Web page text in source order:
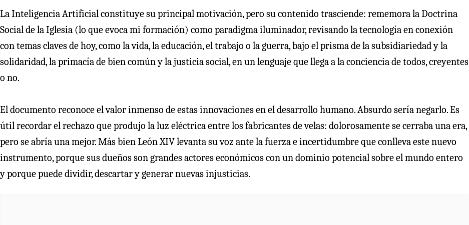
La Inteligencia Artificial constituye su principal motivación, pero su contenido trasciende: rememora la Doctrina
Social de la Iglesia (lo que evoca mi formación) como paradigma iluminador, revisando la tecnología en conexión
con temas claves de hoy, como la vida, la educación, el trabajo o la guerra, bajo el prisma de la subsidiariedad y la
solidaridad, la primacía de bien común y la justicia social, en un lenguaje que llega a la conciencia de todos, creyentes
o no.
El documento reconoce el valor inmenso de estas innovaciones en el desarrollo humano. Absurdo sería negarlo. Es
útil recordar el rechazo que produjo la luz eléctrica entre los fabricantes de velas: dolorosamente se cerraba una era,
pero se abría una mejor. Más bien León XIV levanta su voz ante la fuerza e incertidumbre que conlleva este nuevo
instrumento, porque sus dueños son grandes actores económicos con un dominio potencial sobre el mundo entero
y porque puede dividir, descartar y generar nuevas injusticias.